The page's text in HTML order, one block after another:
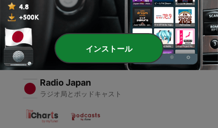
1 - COMO USAR AS IF-CLAUSES
28 9月 2020
Radio Japan
ラジオ局とポッドキャスト
インストール